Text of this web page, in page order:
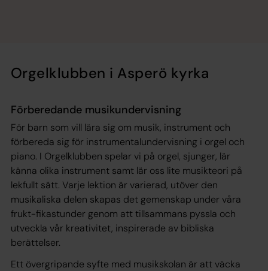
Orgelklubben i Asperö kyrka
Förberedande musikundervisning
För barn som vill lära sig om musik, instrument och
förbereda sig för instrumentalundervisning i orgel och
piano. I Orgelklubben spelar vi på orgel, sjunger, lär
känna olika instrument samt lär oss lite musikteori på
lekfullt sätt. Varje lektion är varierad, utöver den
musikaliska delen skapas det gemenskap under våra
frukt-fikastunder genom att tillsammans pyssla och
utveckla vår kreativitet, inspirerade av bibliska
berättelser.
Ett övergripande syfte med musikskolan är att väcka